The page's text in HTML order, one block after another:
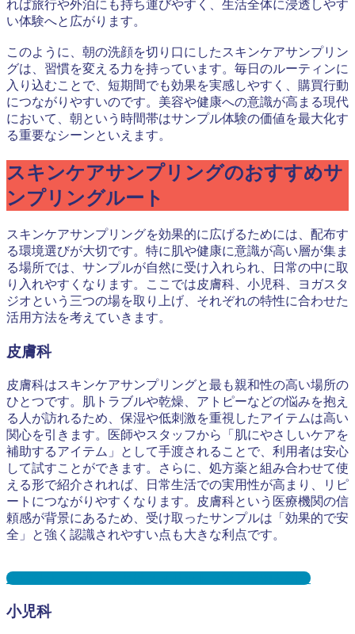
れば旅行や外泊にも持ち運びやすく、生活全体に浸透しやす
い体験へと広がります。
このように、朝の洗顔を切り口にしたスキンケアサンプリン
グは、習慣を変える力を持っています。毎日のルーティンに
入り込むことで、短期間でも効果を実感しやすく、購買行動
につながりやすいのです。美容や健康への意識が高まる現代
において、朝という時間帯はサンプル体験の価値を最大化す
る重要なシーンといえます。
スキンケアサンプリングのおすすめサ
ンプリングルート
スキンケアサンプリングを効果的に広げるためには、配布す
る環境選びが大切です。特に肌や健康に意識が高い層が集ま
る場所では、サンプルが自然に受け入れられ、日常の中に取
り入れやすくなります。ここでは皮膚科、小児科、ヨガスタ
ジオという三つの場を取り上げ、それぞれの特性に合わせた
活用方法を考えていきます。
皮膚科
皮膚科はスキンケアサンプリングと最も親和性の高い場所の
ひとつです。肌トラブルや乾燥、アトピーなどの悩みを抱え
る人が訪れるため、保湿や低刺激を重視したアイテムは高い
関心を引きます。医師やスタッフから「肌にやさしいケアを
補助するアイテム」として手渡されることで、利用者は安心
して試すことができます。さらに、処方薬と組み合わせて使
える形で紹介されれば、日常生活での実用性が高まり、リピ
ートにつながりやすくなります。皮膚科という医療機関の信
頼感が背景にあるため、受け取ったサンプルは「効果的で安
全」と強く認識されやすい点も大きな利点です。
皮膚科サンプリングとは？メリット３選と事例を紹介
小児科